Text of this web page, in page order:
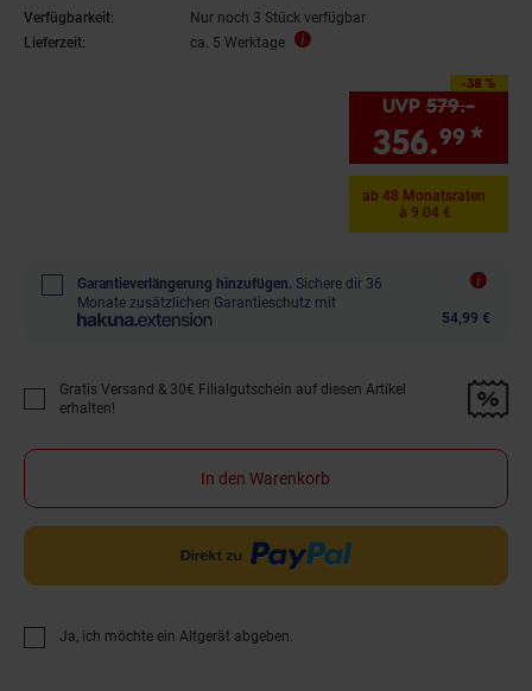
Verfügbarkeit:
Nur noch 3 Stück verfügbar
Lieferzeit:
ca. 5 Werktage
-38 %
Sie Sparen 38 Prozent,
UVP 579.–UVP
356.99 *
ab 48 Monatsraten
à 9.04 €
Garantieverlängerung hinzufügen. Sichere dir 36
Monate zusätzlichen Garantieschutz mit
54,99 €
Promotion "Gratis Versand &amp; 30€ Filialgutschein auf diesen Artikel
Gratis Versand & 30€ Filialgutschein auf diesen Artikel
erhalten!
In den Warenkorb
Ja, ich möchte ein Altgerät abgeben.